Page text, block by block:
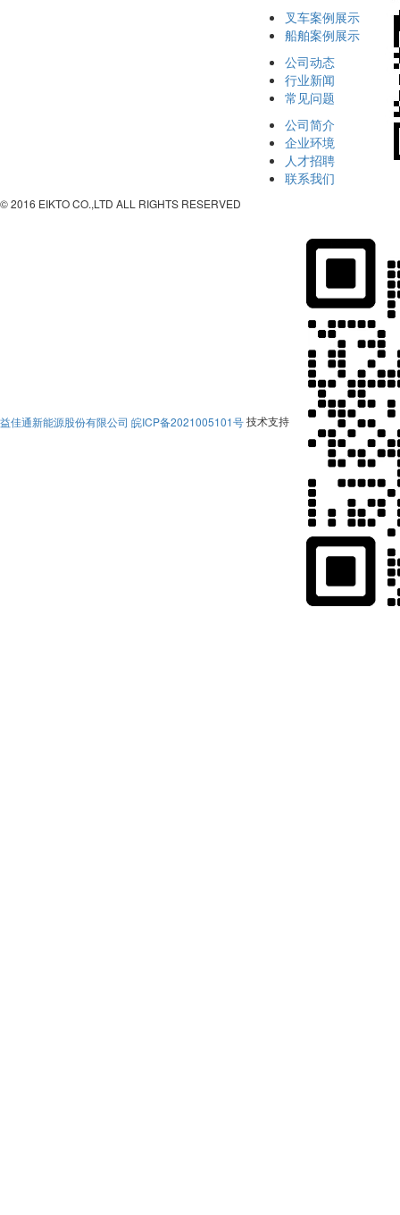
叉车案例展示
船舶案例展示
公司动态
行业新闻
常见问题
公司简介
企业环境
人才招聘
联系我们
© 2016 EIKTO CO.,LTD ALL RIGHTS RESERVED
益佳通新能源股份有限公司 皖ICP备2021005101号技术支持